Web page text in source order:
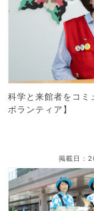
科学と来館者をコミ
ボランティア】
掲載日：